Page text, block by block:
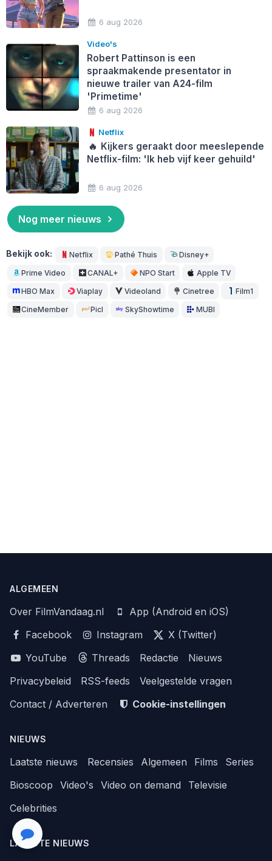
6 aug 2026
Video's
Robert Pattinson is een
spraakmakende presentator in
nieuwe trailer van A24-film
'Primetime'
6 aug 2026
Netflix
🔥 Kijkers geraakt door meeslepende
Netflix-film: 'Ik heb vijf keer gehuild'
6 aug 2026
Nog meer nieuws
Bekijk ook: Netflix Pathé Thuis Disney+
Prime Video CANAL+ NPO Start Apple TV
HBO Max Viaplay Videoland Cinetree Film1
CineMember Picl SkyShowtime MUBI
ALGEMEEN
Over FilmVandaag.nl
App (Android en iOS)
Facebook
Instagram
X (Twitter)
YouTube
Threads Redactie
Nieuws
Privacybeleid
RSS-feeds
Veelgestelde vragen
Contact / Adverteren
Cookie-instellingen
NIEUWS
Laatste nieuws Recensies Algemeen Films
Series
Bioscoop
Video's Video on demand
Televisie
Celebrities
LAATSTE NIEUWS